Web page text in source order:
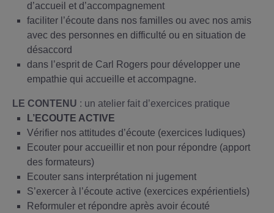
d’accueil et d’accompagnement
faciliter l’écoute dans nos familles ou avec nos amis
avec des personnes en difficulté ou en situation de
désaccord
dans l’esprit de Carl Rogers pour développer une
empathie qui accueille et accompagne.
LE CONTENU : un atelier fait d’exercices pratique
L’ECOUTE ACTIVE
Vérifier nos attitudes d’écoute (exercices ludiques)
Ecouter pour accueillir et non pour répondre (apport
des formateurs)
Ecouter sans interprétation ni jugement
S’exercer à l’écoute active (exercices expérientiels)
Reformuler et répondre après avoir écouté